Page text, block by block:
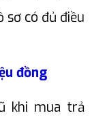
sơ có đủ điều
đồng
khi mua trả